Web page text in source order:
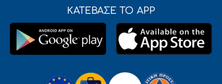
ΚΑΤΕΒΑΣΕ ΤΟ APP